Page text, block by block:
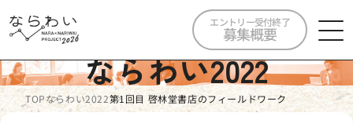
エントリー受付終了
募集概要
ならわい2022
TOPならわい2022第1回目 啓林堂書店のフィールドワーク